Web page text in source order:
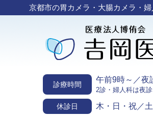
京都市の胃カメラ・大腸カメラ・
診療時間
午前9時～／夜
2診・婦人科は夜
休診日 木・日・祝／土